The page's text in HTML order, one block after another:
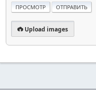
Upload images